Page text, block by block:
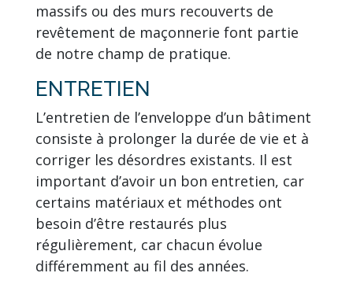
massifs ou des murs recouverts de
revêtement de maçonnerie font partie
de notre champ de pratique.
ENTRETIEN
L’entretien de l’enveloppe d’un bâtiment
consiste à prolonger la durée de vie et à
corriger les désordres existants. Il est
important d’avoir un bon entretien, car
certains matériaux et méthodes ont
besoin d’être restaurés plus
régulièrement, car chacun évolue
différemment au fil des années.